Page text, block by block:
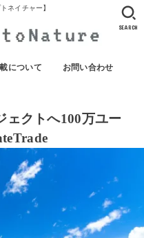
ネイチャー】
について お問い合わせ
SEARCH
ェクトへ100万ユー